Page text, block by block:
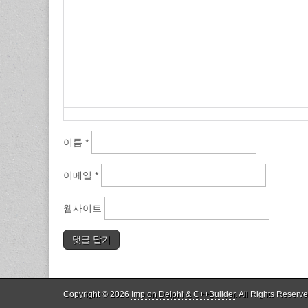
이름 *
이메일 *
웹사이트
Copyright © 2026 Imp on Delphi & C++Builder. All Rights